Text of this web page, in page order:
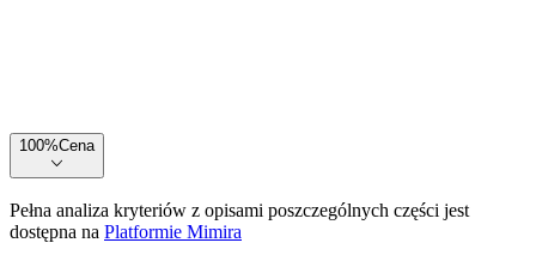
100%Cena
Pełna analiza kryteriów z opisami poszczególnych części jest
dostępna na Platformie Mimira